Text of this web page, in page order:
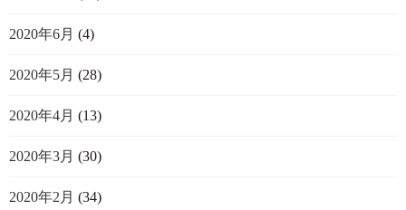
2020年6月 (4)
2020年5月 (28)
2020年4月 (13)
2020年3月 (30)
2020年2月 (34)